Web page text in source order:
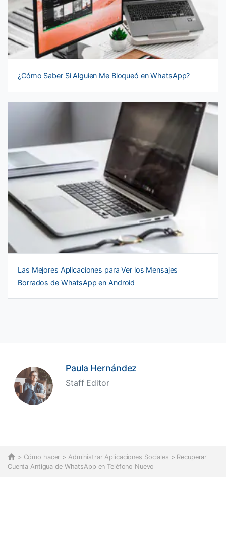
¿Cómo Saber Si Alguien Me Bloqueó en WhatsApp?
Las Mejores Aplicaciones para Ver los Mensajes
Borrados de WhatsApp en Android
Paula Hernández
Staff Editor
> Cómo hacer > Administrar Aplicaciones Sociales > Recuperar
Cuenta Antigua de WhatsApp en Teléfono Nuevo